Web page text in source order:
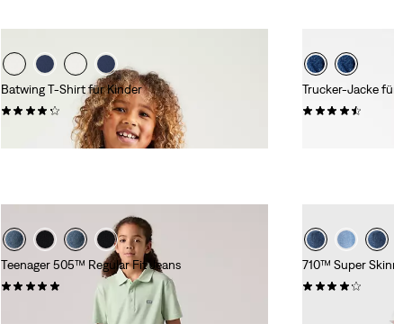
Batwing T-Shirt für Kinder
(13)
Trucker-Jacke
Teenager 505™ Regular Fit Jeans
710™ Super